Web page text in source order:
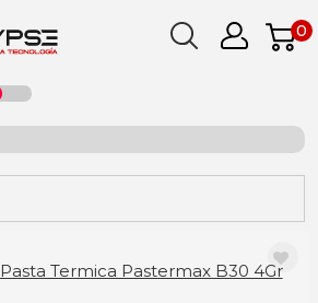
0
Pasta Termica Pastermax B30 4Gr